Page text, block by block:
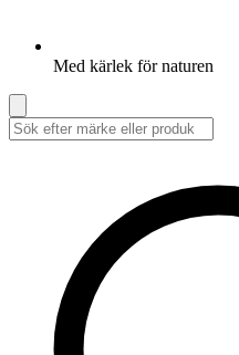
Med kärlek för naturen